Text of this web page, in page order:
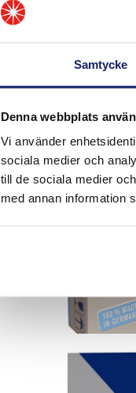
Samtycke
Denna webbplats
Vi använder
sociala medier och
till de sociala medier
med annan information